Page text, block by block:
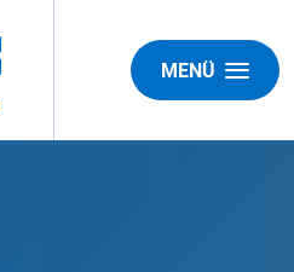
MENÜ